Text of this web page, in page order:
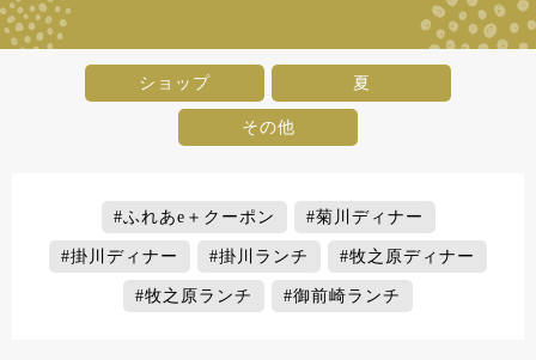
ショップ 夏
その他
#ふれあe＋クーポン #菊川ディナー
#掛川ディナー #掛川ランチ #牧之原ディナー
#牧之原ランチ #御前崎ランチ